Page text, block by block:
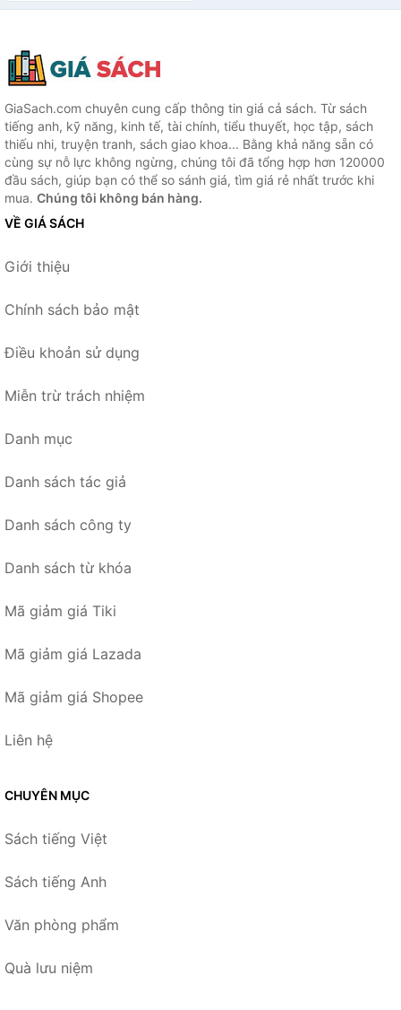
GiaSach.com chuyên cung cấp thông tin giá cả sách. Từ sách
tiếng anh, kỹ năng, kinh tế, tài chính, tiểu thuyết, học tập, sách
thiếu nhi, truyện tranh, sách giao khoa... Bằng khả năng sẵn có
cùng sự nỗ lực không ngừng, chúng tôi đã tổng hợp hơn 120000
đầu sách, giúp bạn có thể so sánh giá, tìm giá rẻ nhất trước khi
mua. Chúng tôi không bán hàng.
VỀ GIÁ SÁCH
Giới thiệu
Chính sách bảo mật
Điều khoản sử dụng
Miễn trừ trách nhiệm
Danh mục
Danh sách tác giả
Danh sách công ty
Danh sách từ khóa
Mã giảm giá Tiki
Mã giảm giá Lazada
Mã giảm giá Shopee
Liên hệ
CHUYÊN MỤC
Sách tiếng Việt
Sách tiếng Anh
Văn phòng phẩm
Quà lưu niệm